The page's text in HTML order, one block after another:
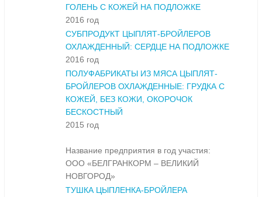
ГОЛЕНЬ С КОЖЕЙ НА ПОДЛОЖКЕ
2016 год
СУБПРОДУКТ ЦЫПЛЯТ-БРОЙЛЕРОВ
ОХЛАЖДЕННЫЙ: СЕРДЦЕ НА ПОДЛОЖКЕ
2016 год
ПОЛУФАБРИКАТЫ ИЗ МЯСА ЦЫПЛЯТ-
БРОЙЛЕРОВ ОХЛАЖДЕННЫЕ: ГРУДКА С
КОЖЕЙ, БЕЗ КОЖИ, ОКОРОЧОК
БЕСКОСТНЫЙ
2015 год
Название предприятия в год участия:
ООО «БЕЛГРАНКОРМ – ВЕЛИКИЙ
НОВГОРОД»
ТУШКА ЦЫПЛЕНКА-БРОЙЛЕРА